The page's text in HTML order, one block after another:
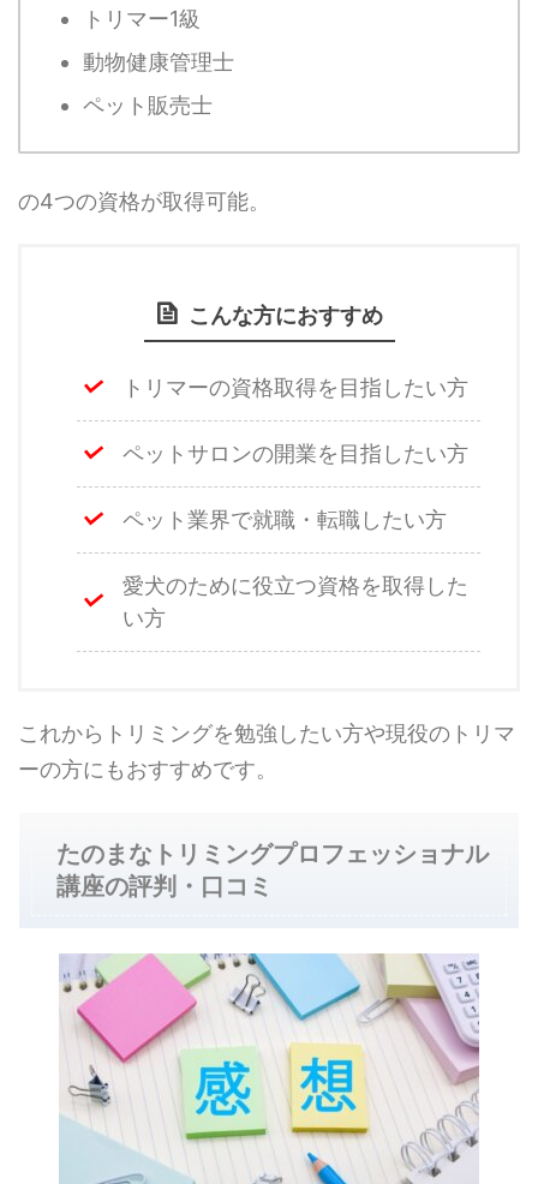
トリマー1級
動物健康管理士
ペット販売士
の4つの資格が取得可能。
こんな方におすすめ
トリマーの資格取得を目指したい方
ペットサロンの開業を目指したい方
ペット業界で就職・転職したい方
愛犬のために役立つ資格を取得した
い方
これからトリミングを勉強したい方や現役のトリマ
ーの方にもおすすめです。
たのまなトリミングプロフェッショナル
講座の評判・口コミ